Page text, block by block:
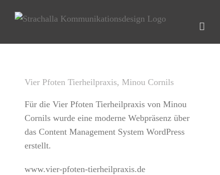
Inhalt
Vier Pfoten Tierheilpraxis, Minou Cornils
Für die Vier Pfoten Tierheilpraxis von Minou
Cornils wurde eine moderne Webpräsenz über
das Content Management System WordPress
erstellt.
www.vier-pfoten-tierheilpraxis.de